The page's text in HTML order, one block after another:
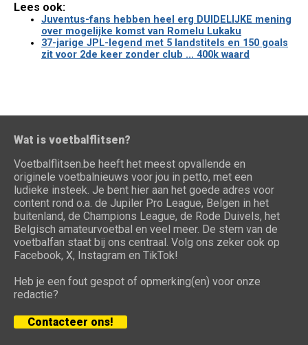
Lees ook:
Juventus-fans hebben heel erg DUIDELIJKE mening
over mogelijke komst van Romelu Lukaku
37-jarige JPL-legend met 5 landstitels en 150 goals
zit voor 2de keer zonder club ... 400k waard
Wat is voetbalflitsen?
Voetbalflitsen.be heeft het meest opvallende en
originele voetbalnieuws voor jou in petto, met een
ludieke insteek. Je bent hier aan het goede adres voor
content rond o.a. de Jupiler Pro League, Belgen in het
buitenland, de Champions League, de Rode Duivels, het
Belgisch amateurvoetbal en veel meer. De stem van de
voetbalfan staat bij ons centraal. Volg ons zeker ook op
Facebook, X, Instagram en TikTok!
Heb je een fout gespot of opmerking(en) voor onze
redactie?
Contacteer ons!